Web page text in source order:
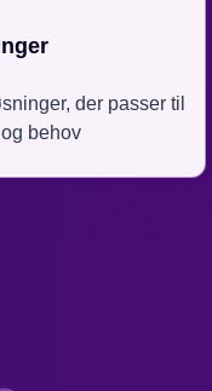
der passer til
behov